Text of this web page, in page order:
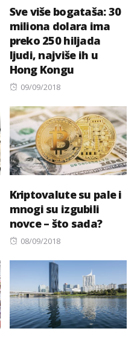
Sve više bogataša: 30
miliona dolara ima
preko 250 hiljada
ljudi, najviše ih u
Hong Kongu
Posted
09/09/2018
Kriptovalute su pale i
mnogi su izgubili
novce – što sada?
Posted
08/09/2018